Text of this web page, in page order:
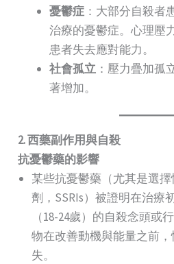
憂鬱症：大部分自殺者
治療的憂鬱症。心理壓
患者失去應對能力。
社會孤立：壓力疊加孤
著增加。
2. 西藥副作用與自殺
抗憂鬱藥的影響
某些抗憂鬱藥（尤其是選
劑，SSRIs）被證明在治療
（18-24歲）的自殺念頭或
物在改善動機與能量之前
失。